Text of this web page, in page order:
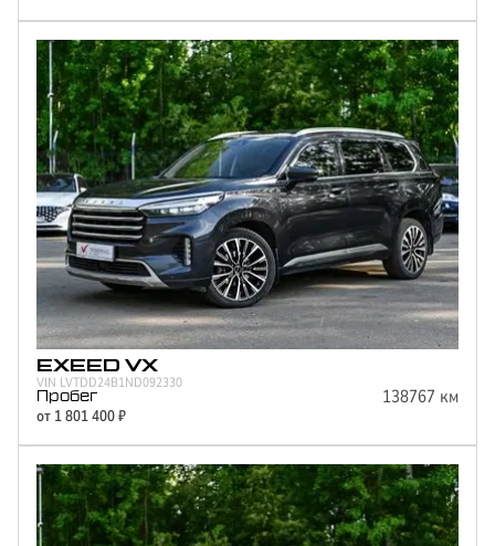
EXEED VX
VIN LVTDD24B1ND092330
Пробег 138767 км
от 1 801 400₽